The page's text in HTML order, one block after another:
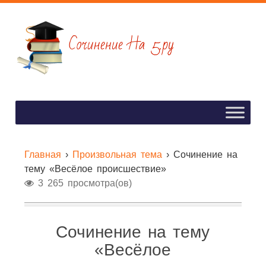
Главная › Произвольная тема › Сочинение на
тему «Весёлое происшествие»
3 265 просмотра(ов)
Сочинение на тему
«Весёлое